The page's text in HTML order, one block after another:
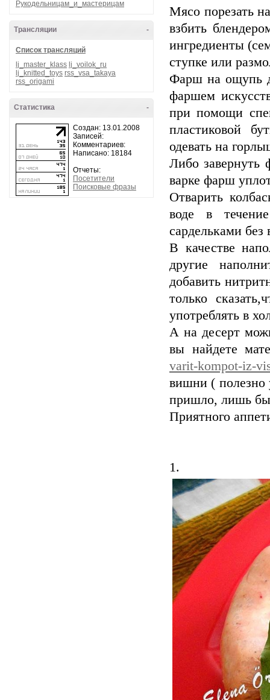
Рукодельницам_и_мастерицам
-
Трансляции
Список трансляций
lj_master_klass lj_voilok_ru
lj_knitted_toys rss_vsa_takaya
rss_origami
-
Статистика
Создан: 13.01.2008
Записей:
Комментариев:
Написано: 18184
Отчеты:
Посетители
Поисковые фразы
Мясо порезать
взбить
ингредиенты
ступке или
Фарш на ощупь
фаршем
при помощи
пластиковой
одевать на
Либо завернуть
варке фарш
Отварить
воде в
сардельками
В качестве
другие
добавить
только
употреблять в
А на десерт
вы найдете
varit-kompot-iz-
вишни ( полезно
пришло, лишь бы
Приятного
1.